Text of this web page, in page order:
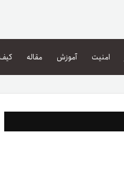
بازار تترلند
سرمایه‌گذاری آسان
امنیت آموزش مقاله